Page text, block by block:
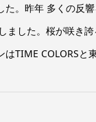
。昨年 多くの反
した。桜が咲き
TIME COLORSと